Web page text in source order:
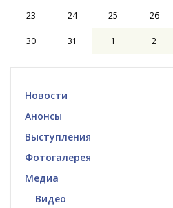
23 24 25 26
30 31 1 2
Новости
Анонсы
Выступления
Фотогалерея
Медиа
Видео